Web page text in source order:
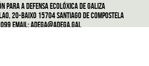
para a defensa ecolóxica de Galiza
20-Baixo 15704 Santiago de Compostela
Email:adega@adega.gal